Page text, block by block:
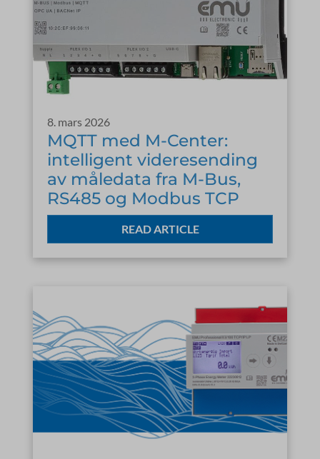
8. mars 2026
MQTT med M-Center:
intelligent videresending
av måledata fra M-Bus,
RS485 og Modbus TCP
READ ARTICLE